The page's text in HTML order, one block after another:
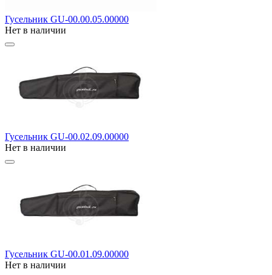
Гусельник GU-00.00.05.00000
Нет в наличии
Гусельник GU-00.02.09.00000
Нет в наличии
Гусельник GU-00.01.09.00000
Нет в наличии